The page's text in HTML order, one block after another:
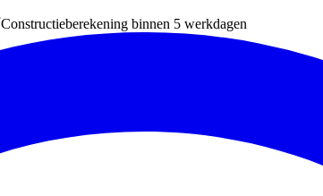
Constructieberekening binnen 5 werkdagen